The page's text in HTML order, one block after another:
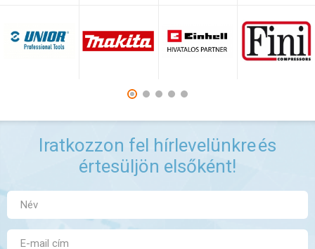
Iratkozzon fel hírlevelünkreés
értesüljön elsőként!